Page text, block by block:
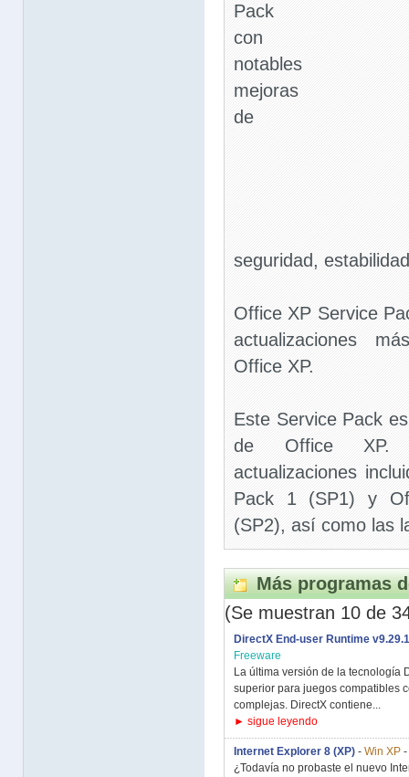
Pack
con
notables
mejoras
de
seguridad,
Office XP Service
actualizaciones
Office XP.
Este Service Pack
de Office XP.
actualizaciones
Pack 1 (SP1) y
(SP2), así como las
Más programas
(Se muestran 10 de
DirectX End-user Runtime
Freeware
La última versión de la tecnología
superior para juegos compatibles
complejas. DirectX contiene...
► sigue leyendo
Internet Explorer 8 (XP) - Win XP -
¿Todavía no probaste el nuevo